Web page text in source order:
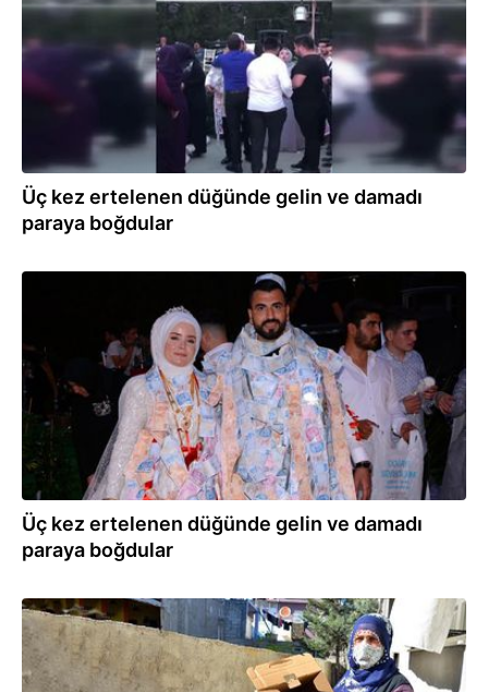
Üç kez ertelenen düğünde gelin ve damadı
paraya boğdular
Üç kez ertelenen düğünde gelin ve damadı
paraya boğdular
01.04.2021